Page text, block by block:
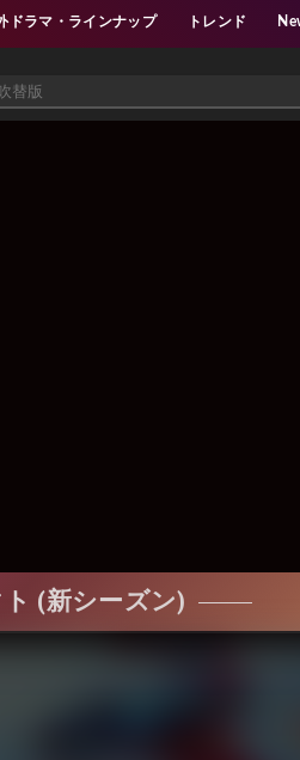
ドラマ・ラインナップ トレンド
(新シーズン)